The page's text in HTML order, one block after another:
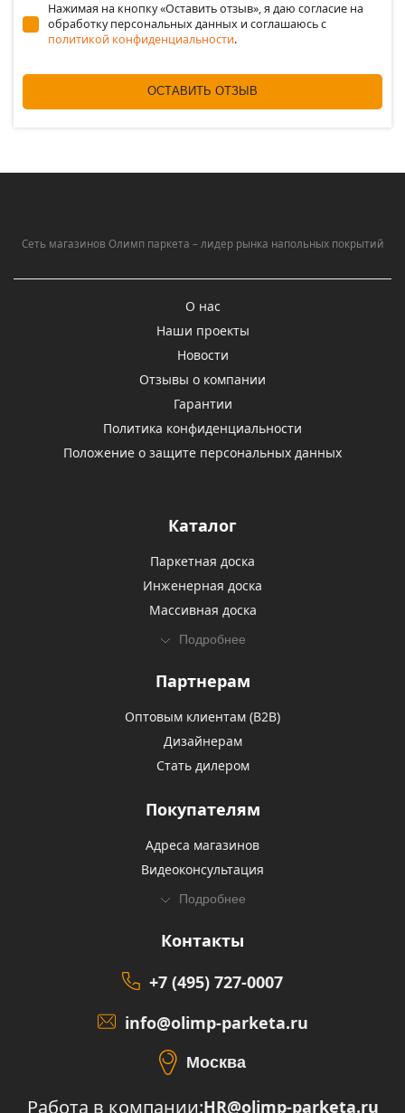
Нажимая на кнопку «Оставить отзыв», я даю согласие на
обработку персональных данных и соглашаюсь c
политикой конфиденциальности.
ОСТАВИТЬ ОТЗЫВ
Сеть магазинов Олимп паркета – лидер рынка напольных покрытий
О нас
Наши проекты
Новости
Отзывы о компании
Гарантии
Политика конфиденциальности
Положение о защите персональных данных
Каталог
Паркетная доска
Инженерная доска
Массивная доска
Подробнее
Партнерам
Оптовым клиентам (В2В)
Дизайнерам
Стать дилером
Покупателям
Адреса магазинов
Видеоконсультация
Подробнее
Контакты
+7 (495) 727-0007
info@olimp-parketa.ru
Москва
Работа в компании:HR@olimp-parketa.ru